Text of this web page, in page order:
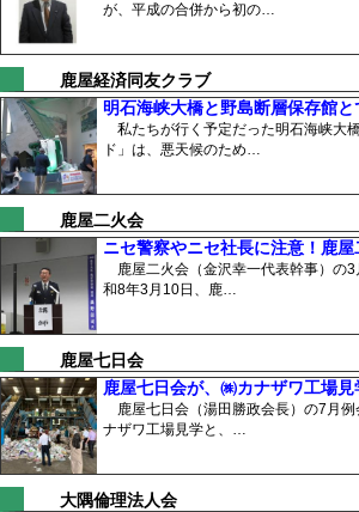
が、平成の合併から初の…
鹿屋経済同友クラブ
明石海峡大橋と野島断層保存館
私たちが行く予定だった明石海峡大
ド」は、悪天候のため…
鹿屋二火会
ニセ警察やニセ社長に注意！鹿
鹿屋二火会（金沢幸一代表幹事）の
和8年3月10日、鹿…
鹿屋七日会
鹿屋七日会が、㈱カナザワ工場
鹿屋七日会（湯田勝政会長）の7月例
ナザワ工場見学と、…
大隅倫理法人会